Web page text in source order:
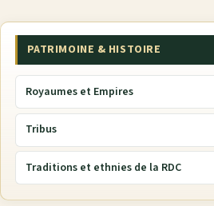
PATRIMOINE & HISTOIRE
Royaumes et Empires
Tribus
Traditions et ethnies de la RDC